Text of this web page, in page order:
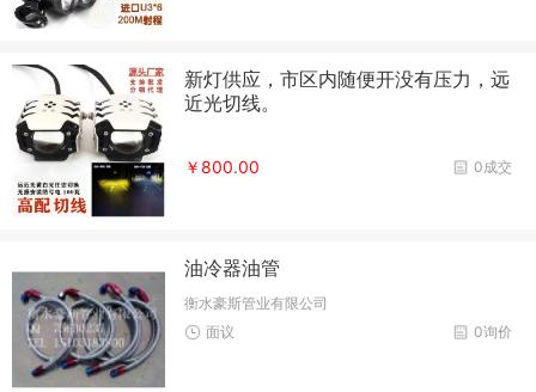
新灯供应，市区内随便开没有压力，远
近光切线。
0成交
￥800.00
油冷器油管
衡水豪斯管业有限公司
0询价
面议